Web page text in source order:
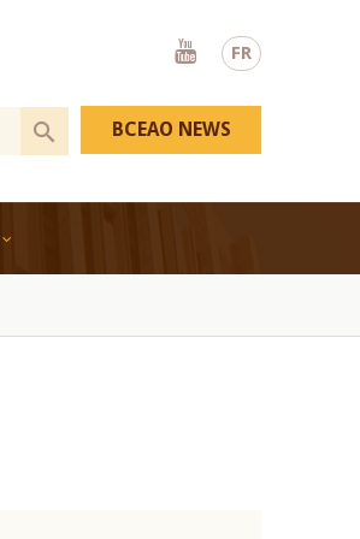
FR
Youtube
BCEAO NEWS